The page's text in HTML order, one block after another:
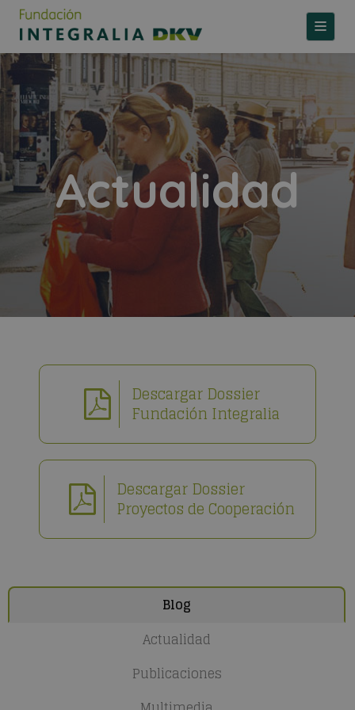
Actualidad
Descargar Dossier
Fundación Integralia
Descargar Dossier
Proyectos de Cooperación
Blog
Actualidad
Publicaciones